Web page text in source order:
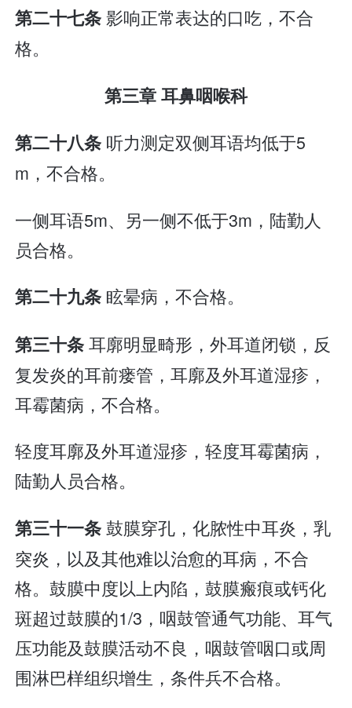
第二十七条影响正常表达的口吃，不合
格。
第三章 耳鼻咽喉科
第二十八条 听力测定双侧耳语均低于5
m，不合格。
一侧耳语5m、另一侧不低于3m，陆勤人
员合格。
第二十九条 眩晕病，不合格。
第三十条耳廓明显畸形，外耳道闭锁，反
复发炎的耳前瘘管，耳廓及外耳道湿疹，
耳霉菌病，不合格。
轻度耳廓及外耳道湿疹，轻度耳霉菌病，
陆勤人员合格。
第三十一条鼓膜穿孔，化脓性中耳炎，乳
突炎，以及其他难以治愈的耳病，不合
格。鼓膜中度以上内陷，鼓膜瘢痕或钙化
斑超过鼓膜的1/3，咽鼓管通气功能、耳气
压功能及鼓膜活动不良，咽鼓管咽口或周
围淋巴样组织增生，条件兵不合格。